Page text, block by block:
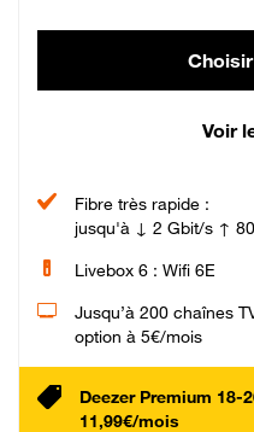
Voir
Fibre très rapide :
jusqu'à ↓ 2 Gbit/s ↑
Livebox 6 : Wifi 6E
Jusqu’à 200 chaînes
option à 5€/mois
Deezer Premium 18-
11,99€/mois